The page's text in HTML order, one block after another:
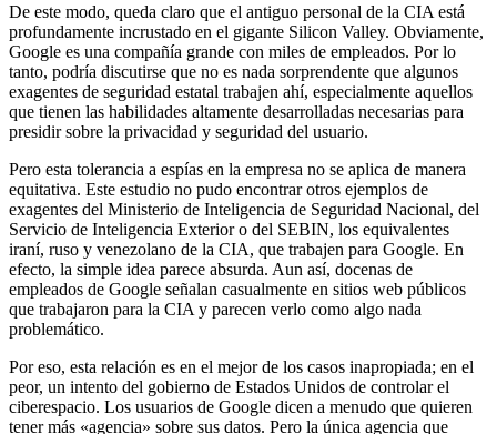
De este modo, queda claro que el antiguo personal de la CIA está
profundamente incrustado en el gigante Silicon Valley. Obviamente,
Google es una compañía grande con miles de empleados. Por lo
tanto, podría discutirse que no es nada sorprendente que algunos
exagentes de seguridad estatal trabajen ahí, especialmente aquellos
que tienen las habilidades altamente desarrolladas necesarias para
presidir sobre la privacidad y seguridad del usuario.
Pero esta tolerancia a espías en la empresa no se aplica de manera
equitativa. Este estudio no pudo encontrar otros ejemplos de
exagentes del Ministerio de Inteligencia de Seguridad Nacional, del
Servicio de Inteligencia Exterior o del SEBIN, los equivalentes
iraní, ruso y venezolano de la CIA, que trabajen para Google. En
efecto, la simple idea parece absurda. Aun así, docenas de
empleados de Google señalan casualmente en sitios web públicos
que trabajaron para la CIA y parecen verlo como algo nada
problemático.
Por eso, esta relación es en el mejor de los casos inapropiada; en el
peor, un intento del gobierno de Estados Unidos de controlar el
ciberespacio. Los usuarios de Google dicen a menudo que quieren
tener más «agencia» sobre sus datos. Pero la única agencia que